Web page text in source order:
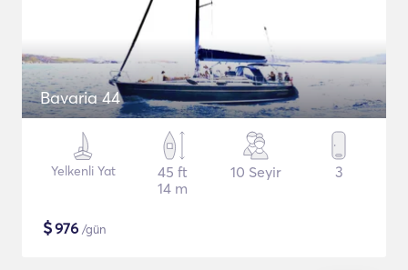
Bavaria 44
Yelkenli Yat
45 ft
14 m
10 Seyir 3
$976 /gün